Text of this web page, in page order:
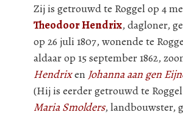
Zij is getrouwd te Roggel op 4
Theodoor Hendrix, dagloner,
op 26 juli 1807, wonende te
aldaar op 15 september 1862,
Hendrixen Johanna aan gen
(Hij is eerder getrouwd te
Maria Smolders, landbouwster,